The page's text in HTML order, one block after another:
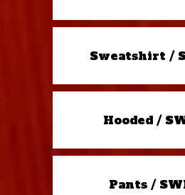
Sweatshirt /
Hooded /
Pants /